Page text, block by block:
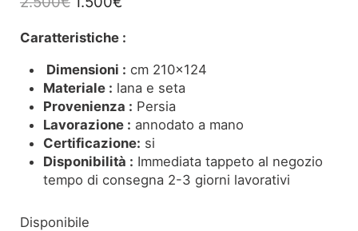
Caratteristiche :
Dimensioni : cm 210×124
Materiale : lana e seta
Provenienza : Persia
Lavorazione : annodato a mano
Certificazione: si
Disponibilità : Immediata tappeto al negozio
tempo di consegna 2-3 giorni lavorativi
Disponibile